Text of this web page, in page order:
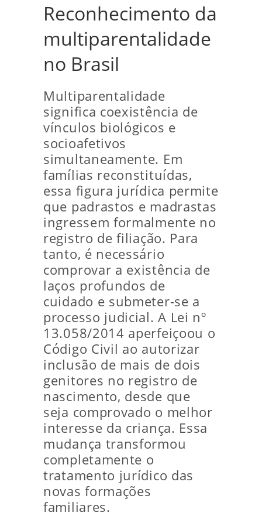
Reconhecimento da
multiparentalidade
no Brasil
Multiparentalidade
significa coexistência de
vínculos biológicos e
socioafetivos
simultaneamente. Em
famílias reconstituídas,
essa figura jurídica permite
que padrastos e madrastas
ingressem formalmente no
registro de filiação. Para
tanto, é necessário
comprovar a existência de
laços profundos de
cuidado e submeter-se a
processo judicial. A Lei nº
13.058/2014 aperfeiçoou o
Código Civil ao autorizar
inclusão de mais de dois
genitores no registro de
nascimento, desde que
seja comprovado o melhor
interesse da criança. Essa
mudança transformou
completamente o
tratamento jurídico das
novas formações
familiares.